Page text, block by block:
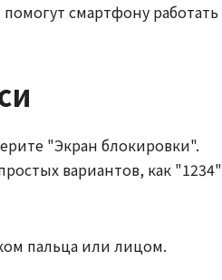
смартфону работать
"Экран блокировки".
вариантов, как "1234"
пальца или лицом.